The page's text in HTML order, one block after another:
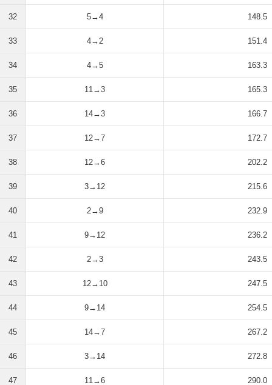
32 5→4 148.5
33 4→2 151.4
34 4→5 163.3
35 11→3 165.3
36 14→3 166.7
37 12→7 172.7
38 12→6 202.2
39 3→12 215.6
40 2→9 232.9
41 9→12 236.2
42 2→3 243.5
43 12→10 247.5
44 9→14 254.5
45 14→7 267.2
46 3→14 272.8
47 11→6 290.0